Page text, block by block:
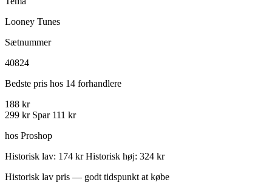
Looney Tunes
Sætnummer
40824
Bedste pris hos 14 forhandlere
188 kr
299 kr Spar 111 kr
hos Proshop
Historisk lav: 174 kr Historisk høj: 324 kr
Historisk lav pris — godt tidspunkt at købe